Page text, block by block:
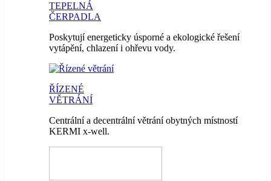
TEPELNÁ
ČERPADLA
Poskytují energeticky úsporné a ekologické řešení
vytápění, chlazení i ohřevu vody.
ŘÍZENÉ
VĚTRÁNÍ
Centrální a decentrální větrání obytných místností
KERMI x-well.